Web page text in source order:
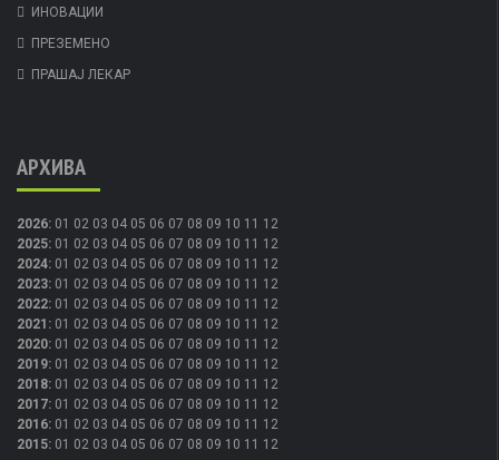
ИНОВАЦИИ
ПРЕЗЕМЕНО
ПРАШАЈ ЛЕКАР
АРХИВА
2026: 01 02 03 04 05 06 07 08 09 10 11 12
2025: 01 02 03 04 05 06 07 08 09 10 11 12
2024: 01 02 03 04 05 06 07 08 09 10 11 12
2023: 01 02 03 04 05 06 07 08 09 10 11 12
2022: 01 02 03 04 05 06 07 08 09 10 11 12
2021 : 01 02 03 04 05 06 07 08 09 10 11 12
2020: 01 02 03 04 05 06 07 08 09 10 11 12
2019: 01 02 03 04 05 06 07 08 09 10 11 12
2018: 01 02 03 04 05 06 07 08 09 10 11 12
2017: 01 02 03 04 05 06 07 08 09 10 11 12
2016: 01 02 03 04 05 06 07 08 09 10 11 12
2015: 01 02 03 04 05 06 07 08 09 10 11 12